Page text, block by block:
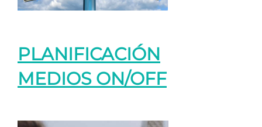
PLANIFICACIÓN
MEDIOS ON/OFF